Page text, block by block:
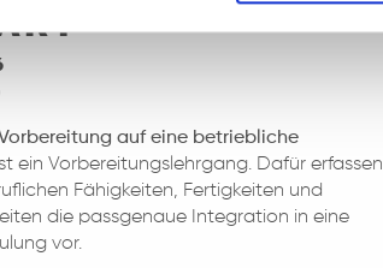
auf eine betriebliche
ein Vorbereitungslehrgang. Dafür erfassen
Fähigkeiten, Fertigkeiten und
die passgenaue Integration in eine
vor.